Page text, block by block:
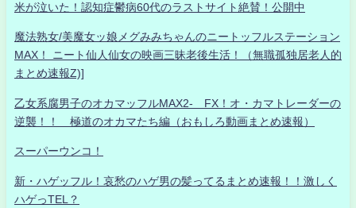
米が泣いた！認知症鬱病60代のラストサイト絶賛！公開中
魔法熟女/美魔女ッ娘メグみみちゃんのニートッフルステーション
MAX！ ニート仙人仙女の映画三昧老後生活！（無職孤独居老人的
まとめ速報Z)]
乙女系腐男子のオカマッフルMAX2- FX！オ・カマトレーダーの
逆襲！！ 極道のオカマたち編（おもしろ動画まとめ速報）
スーパーウンコ！
新・ハゲッフル！哀愁のハゲ男の髪ってるまとめ速報！！激しく
ハゲっTEL？